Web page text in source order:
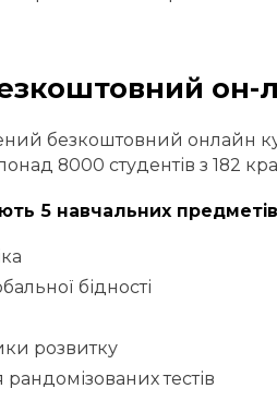
он-
безкоштовний онлайн
8000 студентів з 182
5 навчальних
бідності
розвитку
тестів